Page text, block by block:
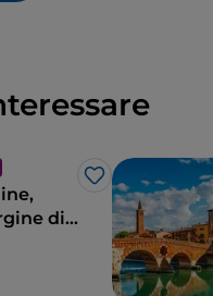
Like
di